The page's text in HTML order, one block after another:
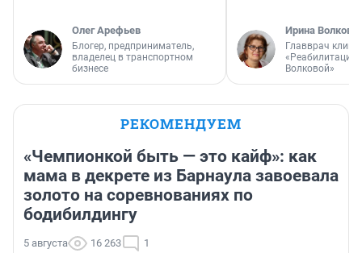
Олег Арефьев
Блогер, предприниматель,
владелец в транспортном
бизнесе
Ирина Волкова
Главврач
«Реабилитация
Волковой»
РЕКОМЕНДУЕМ
«Чемпионкой быть — это кайф»: как
мама в декрете из Барнаула завоевала
золото на соревнованиях по
бодибилдингу
5 августа 16 263 1